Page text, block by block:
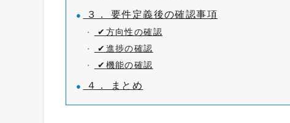
３． 要件定義後の確認事項
✔︎方向性の確認
✔︎進捗の確認
✔︎機能の確認
４． まとめ